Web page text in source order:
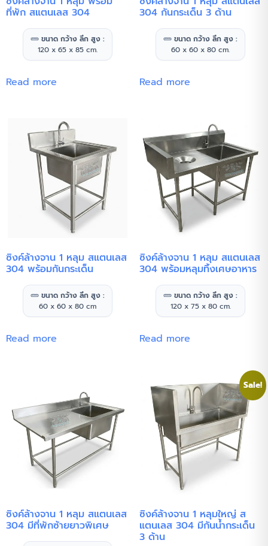
ที่พัก สแตนเลส 304
ขนาด กว้าง ลึก สูง :
120 x 65 x 85 cm.
Read more
304 กันกระเด็น 3 ด้าน
ขนาด กว้าง ลึก สูง :
60 x 60 x 80 cm.
Read more
ซิงค์ล้างจาน 1 หลุม สแตนเลส
304 พร้อมกันกระเด็น
ขนาด กว้าง ลึก สูง :
60 x 60 x 80 cm
Read more
ซิงค์ล้างจาน 1 หลุม สแตนเลส
304 พร้อมหลุมทิ้งเศษอาหาร
ขนาด กว้าง ลึก สูง :
120 x 75 x 80 cm.
Read more
ซิงค์ล้างจาน 1 หลุม สแตนเลส
304 มีที่พักซ้ายยาวพิเศษ
Sale!
ซิงค์ล้างจาน 1 หลุมใหญ่ ส
แตนเลส 304 มีกันน้ำกระเด็น
3 ด้าน